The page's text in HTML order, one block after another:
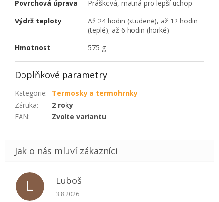
Povrchová úprava
Prášková, matná pro lepší úchop
Výdrž teploty
Až 24 hodin (studené), až 12 hodin
(teplé), až 6 hodin (horké)
Hmotnost
575 g
Doplňkové parametry
Kategorie:
Termosky a termohrnky
Záruka:
2 roky
EAN: Zvolte variantu
L Luboš
Hodnocení obchodu je 5 z 5 hvězdiček.
3.8.2026